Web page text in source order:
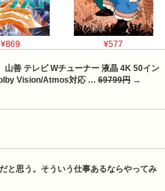
¥869 ¥577
山善 テレビ Wチューナー 液晶 4K 50イン
Vision/Atmos対応 … 69799円 →
と思う。そういう仕事あるならやってみ